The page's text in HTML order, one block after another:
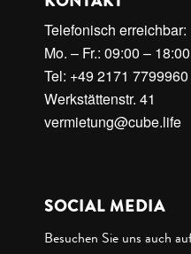
Telefonisch erreichbar:
Mo. – Fr.: 09:00 –
Tel: +49 2171 7799960
Werkstättenstr. 41
vermietung@cube.life
SOCIAL MEDIA
Besuchen Sie uns auch